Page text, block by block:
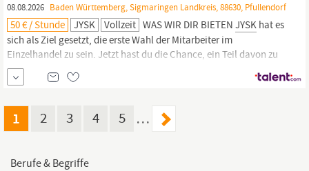
08.08.2026 Baden Württemberg, Sigmaringen Landkreis, 88630, Pfullendorf
50 € / Stunde JYSK Vollzeit WAS WIR DIR BIETEN JYSK hat es
sich als Ziel gesetzt, die erste Wahl der Mitarbeiter im
Einzelhandel zu sein. Jetzt hast du die Chance, ein Teil davon zu
werden und zusammen mit uns an diesem großen Ziel zu
arbeiten! JYSKist ein dynamisches Unternehmen und bei uns
Entwicklung ist...
1 2 3 4 5 …
Berufe & Begriffe